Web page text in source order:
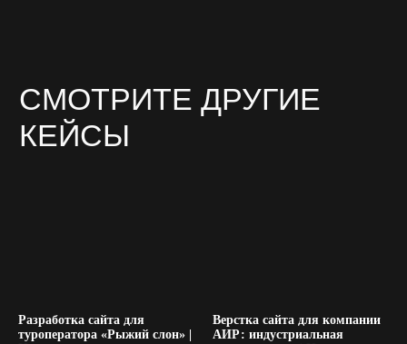
Разработка сайта для
туроператора «Рыжий слон» |
Верстка сайта для компании
АИР: индустриальная